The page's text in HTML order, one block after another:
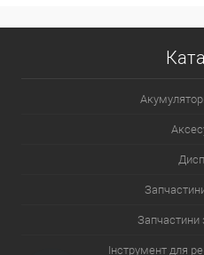
Запчастини
Інструмент для